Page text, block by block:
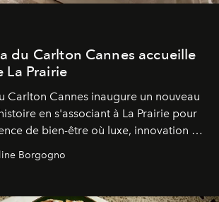
du Carlton Cannes accueille
La Prairie
Carlton Cannes inaugure un nouveau
en s'associant à La Prairie pour
de bien-être où luxe, innovation et
Borgogno